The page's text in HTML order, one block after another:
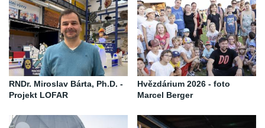
RNDr. Miroslav Bárta, Ph.D. -
Projekt LOFAR
Hvězdárium 2026 - foto
Marcel Berger